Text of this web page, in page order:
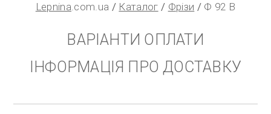
Lepnina.com.ua Каталог Фрізи Ф 92 В
ВАРІАНТИ ОПЛАТИ
ІНФОРМАЦІЯ ПРО ДОСТАВКУ